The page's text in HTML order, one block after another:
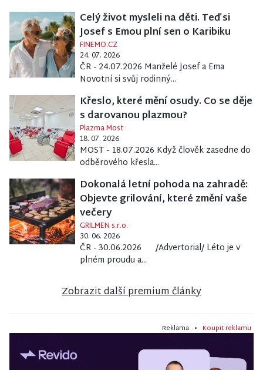
Celý život mysleli na děti. Teď si
Josef s Emou plní sen o Karibiku
FINEMO.CZ
24. 07. 2026
ČR - 24.07.2026 Manželé Josef a Ema
Novotní si svůj rodinný...
Křeslo, které mění osudy. Co se děje
s darovanou plazmou?
Plazma Most
18. 07. 2026
MOST - 18.07.2026 Když člověk zasedne do
odběrového křesla...
Dokonalá letní pohoda na zahradě:
Objevte grilování, které změní vaše
večery
GRILMEN s.r.o.
30. 06. 2026
ČR - 30.06.2026 /Advertorial/ Léto je v
plném proudu a...
Zobrazit další premium články
Reklama • Koupit reklamu